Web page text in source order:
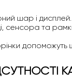
шар і
сенсора та